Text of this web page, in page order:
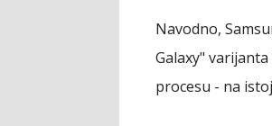
Navodno,
Galaxy"
procesu - na